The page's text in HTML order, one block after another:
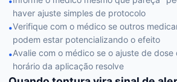
haver ajuste simples de protocolo
•Verifique com o médico se outros
podem estar potencializando o efeito
•Avalie com o médico se o ajuste de
horário da aplicação resolve